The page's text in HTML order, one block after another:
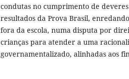
condutas no cumprimento de
resultados da Prova Brasil,
fora da escola, numa disputa por
crianças para atender a uma
governamentalizado, alinhadas aos